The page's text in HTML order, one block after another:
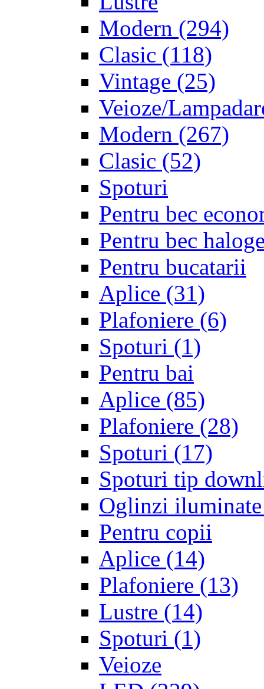
Modern (294)
Clasic (118)
Vintage (25)
Veioze/
Modern (267)
Clasic (52)
Spoturi
Pentru bec
Pentru bec
Pentru bucatarii
Aplice (31)
Plafoniere (6)
Spoturi (1)
Pentru bai
Aplice (85)
Plafoniere (28)
Spoturi (17)
Spoturi tip
Oglinzi iluminate
Pentru copii
Aplice (14)
Plafoniere (13)
Lustre (14)
Spoturi (1)
Veioze